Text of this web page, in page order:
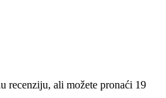
recenziju, ali možete pronaći 19